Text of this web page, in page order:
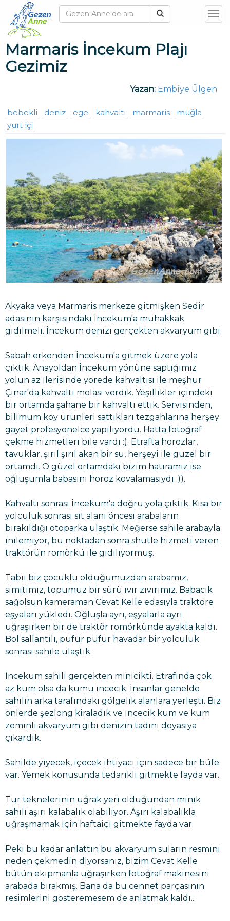
T
n
g
t
i
o
n
Marmaris İncekum Plajı
Gezimiz
Yazan: Embiye Ülgen
bebekli deniz ege kahvaltı marmaris
muğla
yurt içi
Akyaka veya Marmaris merkeze gitmişken Sedir
adasının karşısındaki İncekum'a muhakkak
gidilmeli. İncekum denizi gerçekten akvaryum gibi.
Sabah erkenden İncekum'a gitmek üzere yola
çıktık. Anayoldan İncekum yönüne saptığımız
yolun az ilerisinde yörede kahvaltısı ile meşhur
Çınar'da kahvaltı molası verdik. Yeşillikler içindeki
bir ortamda şahane bir kahvaltı ettik. Servisinden,
bilimum köy ürünleri sattıkları tezgahlarına herşey
gayet profesyonelce yapılıyordu. Hatta fotoğraf
çekme hizmetleri bile vardı :). Etrafta horozlar,
tavuklar, şırıl şırıl akan bir su, herşeyi ile güzel bir
ortamdı. O güzel ortamdaki bizim hatıramız ise
oğluşumla babasını horoz kovalamasıydı :)).
Kahvaltı sonrası İncekum'a doğru yola çıktık. Kısa bir
yolculuk sonrası sit alanı öncesi arabaların
bırakıldığı otoparka ulaştık. Meğerse sahile arabayla
inilemiyor, bu noktadan sonra shutle hizmeti veren
traktörün romörkü ile gidiliyormuş.
Tabii biz çocuklu olduğumuzdan arabamız,
simitimiz, topumuz bir sürü ıvır zıvırımız. Babacık
sağolsun kameraman Cevat Kelle edasıyla traktöre
eşyaları yükledi. Oğluşla ayrı, eşyalarla ayrı
uğraşırken bir de traktör romörkünde ayakta kaldı.
Bol sallantılı, püfür püfür havadar bir yolculuk
sonrası sahile ulaştık.
İncekum sahili gerçekten minicikti. Etrafında çok
az kum olsa da kumu incecik. İnsanlar genelde
sahilin arka tarafındaki gölgelik alanlara yerleşti. Biz
önlerde şezlong kiraladık ve incecik kum ve kum
zeminli akvaryum gibi denizin tadını doyasıya
çıkardık.
Sahilde yiyecek, içecek ihtiyacı için sadece bir büfe
var. Yemek konusunda tedarikli gitmekte fayda var.
Tur teknelerinin uğrak yeri olduğundan minik
sahili aşırı kalabalık olabiliyor. Aşırı kalabalıkla
uğraşmamak için haftaiçi gitmekte fayda var.
Peki bu kadar anlattın bu akvaryum suların resmini
neden çekmedin diyorsanız, bizim Cevat Kelle
bütün ekipmanla uğraşırken fotoğraf makinesini
arabada bırakmış. Bana da bu cennet parçasının
resimlerini gösteremesem de anlatmak kaldı...